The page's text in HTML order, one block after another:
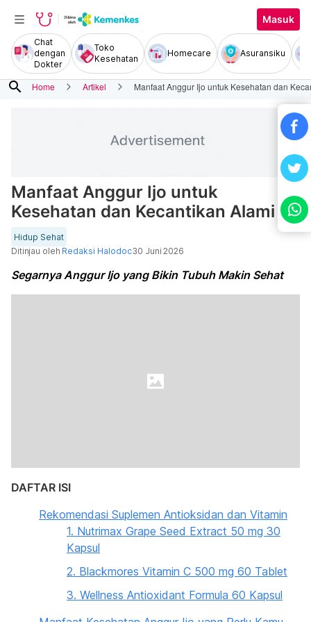
Masuk
Chat
dengan
Dokter
Toko
Kesehatan
Homecare Asuransiku
search Home Artikel Manfaat Anggur Ijo untuk Kesehatan dan
Manfaat Anggur Ijo untuk
Kesehatan dan Kecantikan Alami
Hidup Sehat
Ditinjau oleh Redaksi Halodoc30 Juni 2026
Segarnya Anggur Ijo yang Bikin Tubuh Makin Sehat
DAFTAR ISI
Rekomendasi Suplemen Antioksidan dan Vitamin
1. Nutrimax Grape Seed Extract 50 mg 30
Kapsul
2. Blackmores Vitamin C 500 mg 60 Tablet
3. Wellness Antioxidant Formula 60 Kapsul